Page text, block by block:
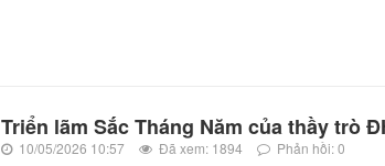
Triển lãm Sắc Tháng Năm của thầy trò
10/05/2026 10:57 Đã xem: 1894 Phản hồi: 0